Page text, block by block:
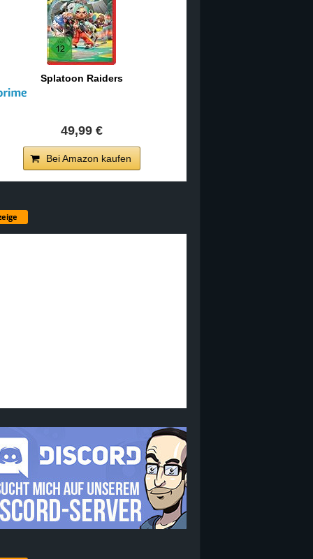
Splatoon Raiders
49,99 €
Bei Amazon kaufen